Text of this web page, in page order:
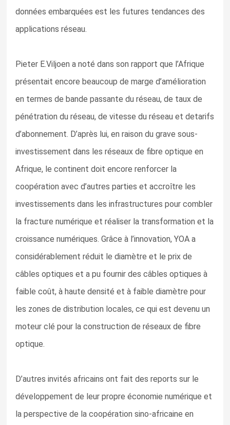
données embarquées est les futures tendances des
applications réseau.
Pieter E.Viljoen a noté dans son rapport que l’Afrique
présentait encore beaucoup de marge d’amélioration
en termes de bande passante du réseau, de taux de
pénétration du réseau, de vitesse du réseau et detarifs
d’abonnement. D’après lui, en raison du grave sous-
investissement dans les réseaux de fibre optique en
Afrique, le continent doit encore renforcer la
coopération avec d’autres parties et accroître les
investissements dans les infrastructures pour combler
la fracture numérique et réaliser la transformation et la
croissance numériques. Grâce à l’innovation, YOA a
considérablement réduit le diamètre et le prix de
câbles optiques et a pu fournir des câbles optiques à
faible coût, à haute densité et à faible diamètre pour
les zones de distribution locales, ce qui est devenu un
moteur clé pour la construction de réseaux de fibre
optique.
D’autres invités africains ont fait des reports sur le
développement de leur propre économie numérique et
la perspective de la coopération sino-africaine en